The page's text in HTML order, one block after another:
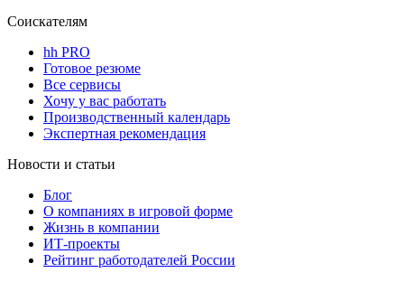
Соискателям
hh PRO
Готовое резюме
Все сервисы
Хочу у вас работать
Производственный календарь
Экспертная рекомендация
Новости и статьи
Блог
О компаниях в игровой форме
Жизнь в компании
ИТ-проекты
Рейтинг работодателей России